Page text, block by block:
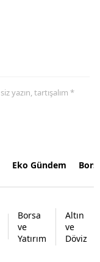
yazın, tartışalım *
Eko Gündem
Borsa
ve
Yatırım
Altın
ve
Döviz